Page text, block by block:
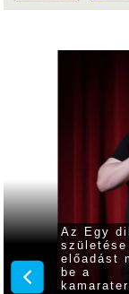
Az Egy
előadást
be a